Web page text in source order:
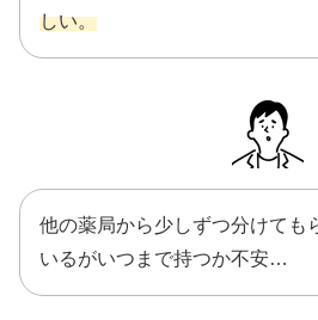
しい。
他の薬局から少しずつ分けても
いるがいつまで持つか不安…